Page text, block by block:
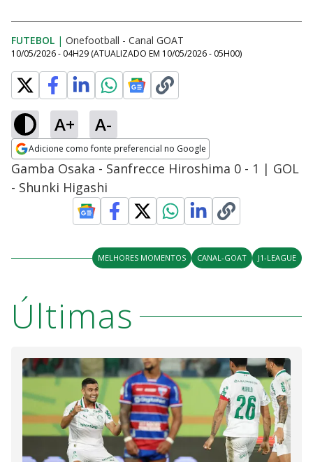
FUTEBOL | Onefootball - Canal GOAT
10/05/2026 - 04H29 (ATUALIZADO EM 10/05/2026 - 05H00)
A+ A-
Adicione como fonte preferencial no Google
Opens in new window
Gamba Osaka - Sanfrecce Hiroshima 0 - 1 | GOL
- Shunki Higashi
MELHORES MOMENTOS CANAL-GOAT J1-LEAGUE
Últimas